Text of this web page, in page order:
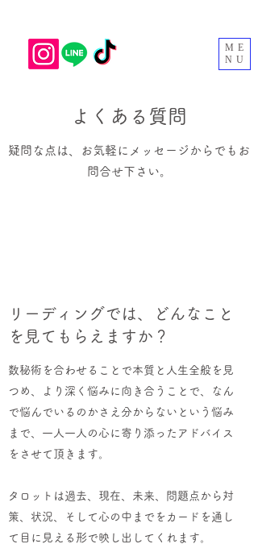
ME
NU
よくある質問
​​疑問な点は、お気軽にメッセージからでもお
問合せ下さい。
リーディングでは、どんなこと
を見てもらえますか？
​数秘術を合わせることで本質と人生全般を見
つめ、より深く悩みに向き合うことで、なん
で悩んでいるのかさえ分からないという悩み
まで、一人一人の心に寄り添ったアドバイス
をさせて頂きます。
タロットは過去、現在、未来、問題点から対
策、状況、そして心の中までをカードを通し
て目に見える形で映し出してくれます。